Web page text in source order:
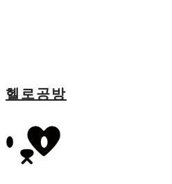
헬로공방